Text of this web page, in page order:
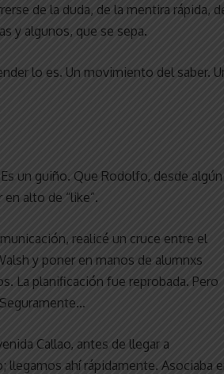
de la duda, de la mentira rápida,
y algunos, que se sepa.
lo es. Un movimiento del saber.
un guiño. Que Rodolfo, desde algún
alto de “like”.
realicé un cruce entre el
y poner en manos de alumnxs
La planificación fue reprobada. Pero
Callao, antes de llegar a
llegamos ahí rápidamente. Asociaba